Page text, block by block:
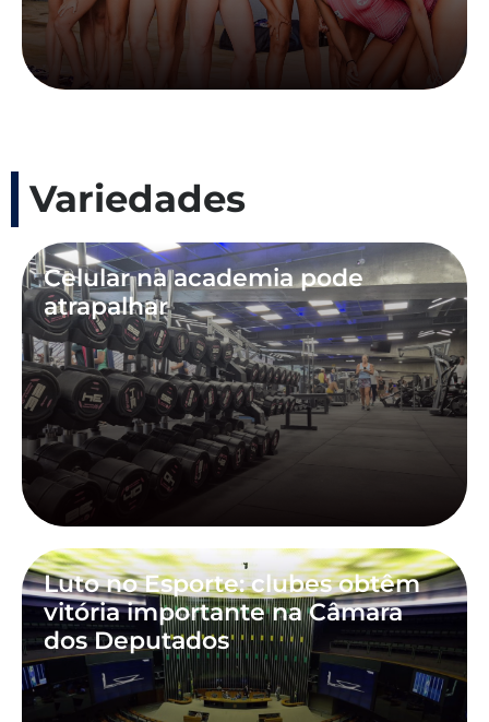
Variedades
Celular na academia pode
atrapalhar
Luto no Esporte: clubes obtêm
vitória importante na Câmara
dos Deputados